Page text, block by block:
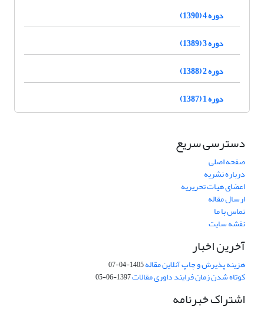
دوره 4 (1390)
دوره 3 (1389)
دوره 2 (1388)
دوره 1 (1387)
دسترسی سریع
صفحه اصلی
درباره نشریه
اعضای هیات تحریریه
ارسال مقاله
تماس با ما
نقشه سایت
آخرین اخبار
هزینه پذیرش و چاپ آنلاین مقاله1405-04-07
کوتاه شدن زمان فرایند داوری مقالات1397-06-05
اشتراک خبرنامه